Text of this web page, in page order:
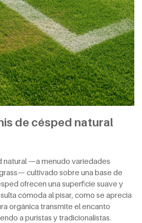
de césped natural
natural —a menudo variedades
cultivado sobre una base de
ofrecen una superficie suave y
cómoda al pisar, como se aprecia
orgánica transmite el encanto
a puristas y tradicionalistas.